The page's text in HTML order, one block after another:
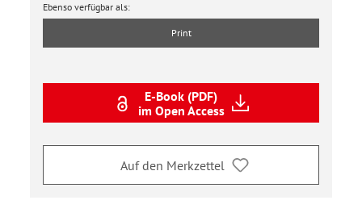
Ebenso verfügbar als:
Print
E-Book (PDF)
im Open Access
Auf den Merkzettel